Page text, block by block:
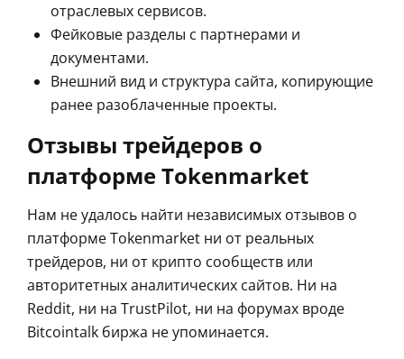
отраслевых сервисов.
Фейковые разделы с партнерами и
документами.
Внешний вид и структура сайта, копирующие
ранее разоблаченные проекты.
Отзывы трейдеров о
платформе Tokenmarket
Нам не удалось найти независимых отзывов о
платформе Tokenmarket ни от реальных
трейдеров, ни от крипто сообществ или
авторитетных аналитических сайтов. Ни на
Reddit, ни на TrustPilot, ни на форумах вроде
Bitcointalk биржа не упоминается.